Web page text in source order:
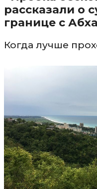
рассказали о
границе с
Когда лучше